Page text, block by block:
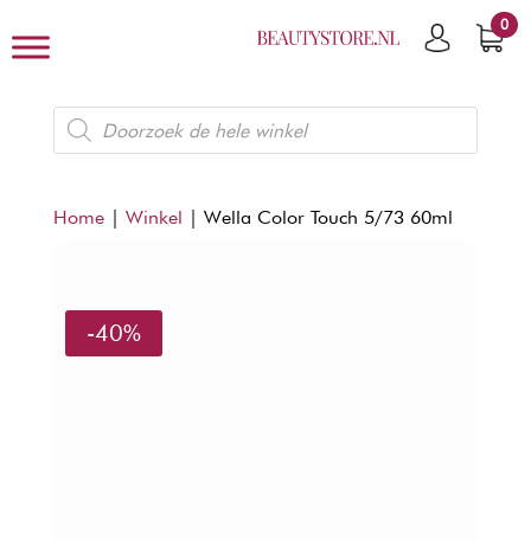
0
Producten
zoeken
Home| Winkel | Wella Color Touch 5/73 60ml
-40%